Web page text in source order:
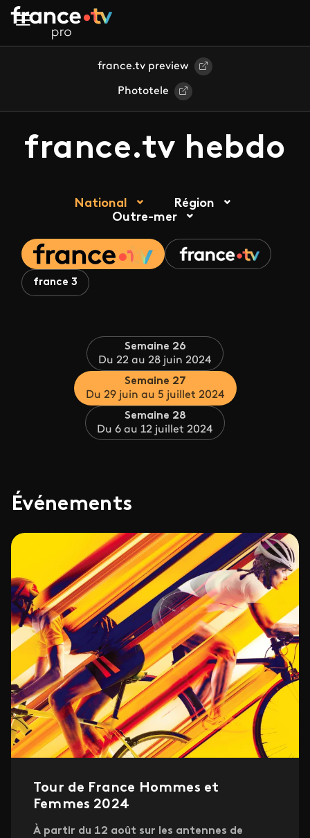
Aller au contenu principal
france.tv preview
Phototele
france.tv hebdo
National
Région
Outre-mer
france 3
Semaine 26
Du 22 au 28 juin 2024
Semaine 27
Du 29 juin au 5 juillet 2024
Semaine 28
Du 6 au 12 juillet 2024
Événements
Tour de France Hommes et
Femmes 2024
À partir du 12 août sur les antennes de